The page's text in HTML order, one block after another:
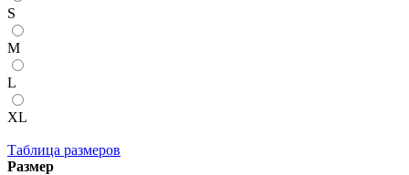
S
M
L
XL
Таблица размеров
Размер